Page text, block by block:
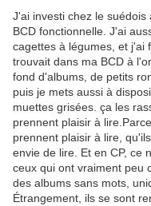
J'ai investi chez le
BCD fonctionnelle. J'ai
cagettes à légumes, et j'ai
trouvait dans ma BCD à
fond d'albums, de petits
puis je mets aussi à
muettes grisées. ça les
prennent plaisir à
prennent plaisir à lire,
envie de lire. Et en CP, ce
ceux qui ont vraiment peu
des albums sans mots,
Étrangement, ils se sont